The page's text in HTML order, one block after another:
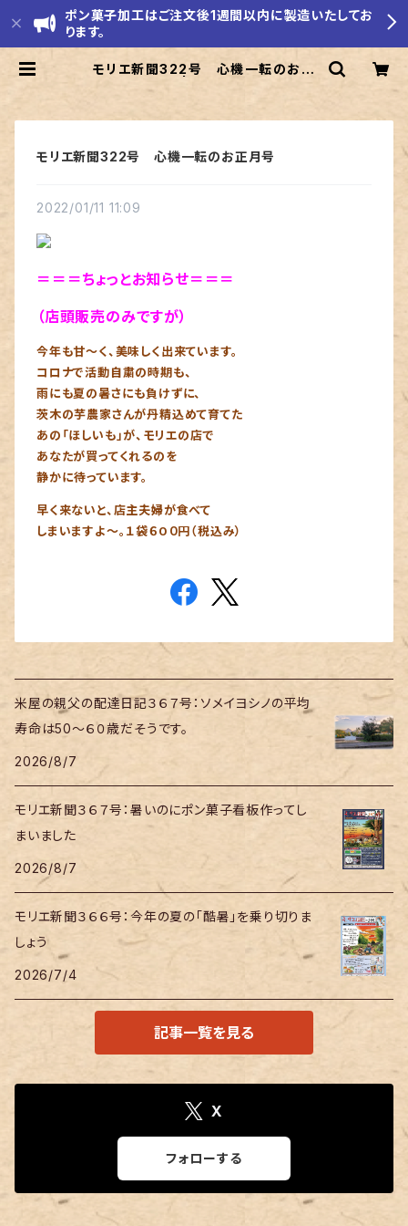
ポン菓子加工はご注文後1週間以内に製造いたしてお
ります。
モリエ新聞322号 心機一転のお正
モリエ新聞322号 心機一転のお正月号
2022/01/11 11:09
＝＝＝ちょっとお知らせ＝＝＝
（店頭販売のみですが）
今年も甘～く、美味しく出来ています。
コロナで活動自粛の時期も、
雨にも夏の暑さにも負けずに、
茨木の芋農家さんが丹精込めて育てた
あの「ほしいも」が、モリエの店で
あなたが買ってくれるのを
静かに待っています。
早く来ないと、店主夫婦が食べて
しまいますよ～。１袋６0０円（税込み）
米屋の親父の配達日記３６７号：ソメイヨシノの平均
寿命は50～６０歳だそうです。
2026/8/7
モリエ新聞３６７号：暑いのにポン菓子看板作ってし
まいました
2026/8/7
モリエ新聞３６６号：今年の夏の「酷暑」を乗り切りま
しょう
2026/7/4
記事一覧を見る
X
フォローする